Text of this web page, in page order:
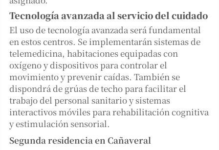
Tecnología avanzada al servicio del cuidado
El uso de tecnología avanzada será fundamental
en estos centros. Se implementarán sistemas de
telemedicina, habitaciones equipadas con
oxígeno y dispositivos para controlar el
movimiento y prevenir caídas. También se
dispondrá de grúas de techo para facilitar el
trabajo del personal sanitario y sistemas
interactivos móviles para rehabilitación cognitiva
y estimulación sensorial.
Segunda residencia en Cañaveral